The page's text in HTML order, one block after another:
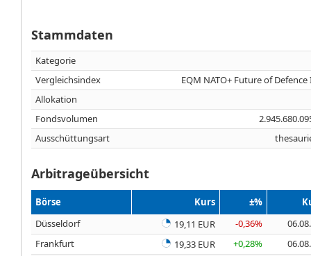
Stammdaten
Kategorie
Vergleichsindex
EQM NATO+ Future of
Allokation
Fondsvolumen
Ausschüttungsart
Arbitrageübersicht
Börse Kurs ±%
Düsseldorf
19,11 EUR -0,36%
Frankfurt
19,33 EUR +0,28%